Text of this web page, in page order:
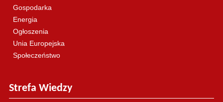
Gospodarka
Energia
Ogłoszenia
Unia Europejska
Społeczeństwo
Strefa Wiedzy